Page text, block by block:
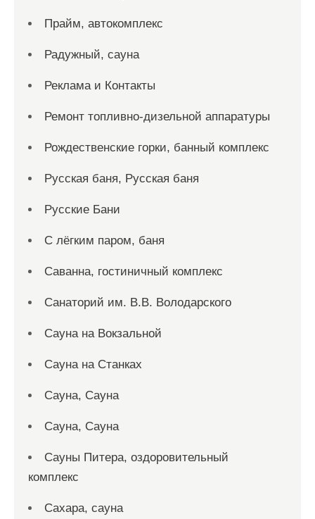
Прайм, автокомплекс
Радужный, сауна
Реклама и Контакты
Ремонт топливно-дизельной аппаратуры
Рождественские горки, банный комплекс
Русская баня, Русская баня
Русские Бани
С лёгким паром, баня
Саванна, гостиничный комплекс
Санаторий им. В.В. Володарского
Сауна на Вокзальной
Сауна на Станках
Сауна, Сауна
Сауна, Сауна
Сауны Питера, оздоровительный
комплекс
Сахара, сауна